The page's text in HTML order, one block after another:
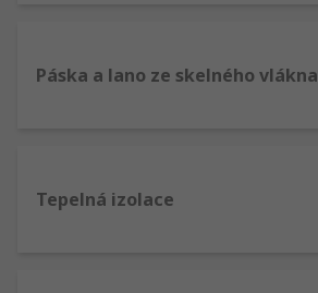
Páska a lano ze skelného vlákna
Tepelná izolace